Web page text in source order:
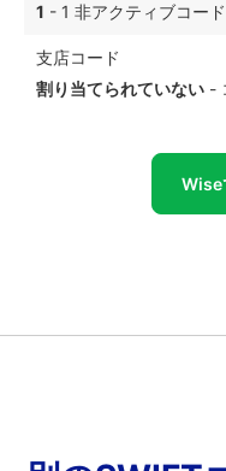
1 - 1 非アクティブコー
支店コード
割り当てられていない -
Wise